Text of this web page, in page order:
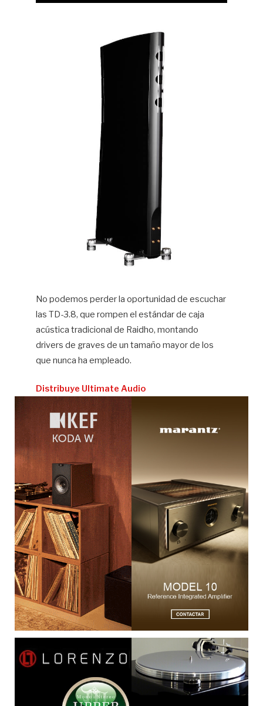
No podemos perder la oportunidad de escuchar
las TD-3.8, que rompen el estándar de caja
acústica tradicional de Raidho, montando
drivers de graves de un tamaño mayor de los
que nunca ha empleado.
Distribuye Ultimate Audio